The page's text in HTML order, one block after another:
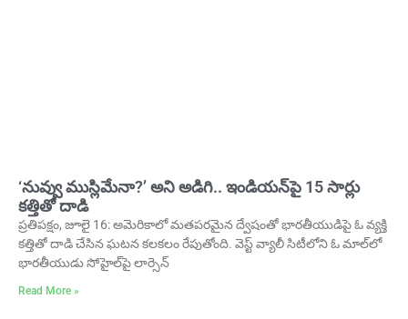
‘నువ్వు ముస్లిమేనా?’ అని అడిగి.. ఇండియన్‌పై 15 సార్లు
కత్తితో దాడి
ప్రతిపక్షం, జూలై 16: అమెరికాలో మతపరమైన ద్వేషంతో భారతీయుడిపై ఓ వ్యక్తి
కత్తితో దాడి చేసిన ఘటన కలకలం రేపుతోంది. వెస్ట్ వ్యాలీ సిటీలోని ఓ మాల్‌లో
భారతీయుడు సోహైల్‌పై లార్సెన్
Read More »